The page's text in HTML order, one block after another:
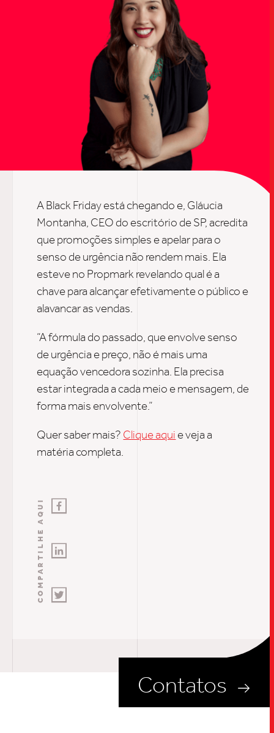
A Black Friday está chegando e Gláucia
Montanha, CEO do escritório de SP, acredita
que promoções simples e apelar para o
senso de urgência não rendem mais. Ela
esteve no Propmark revelando qual é a
chave para alcançar efetivamente o público e
alavancar as vendas.
“A fórmula do passado, que envolve senso
de urgência e preço, não é mais uma
equação vencedora sozinha. Ela precisa
estar integrada a cada meio e mensagem, de
forma mais envolvente.”
Quer saber mais? Clique aqui e veja a
matéria completa.
COMPARTILHE AQUI
Contatos